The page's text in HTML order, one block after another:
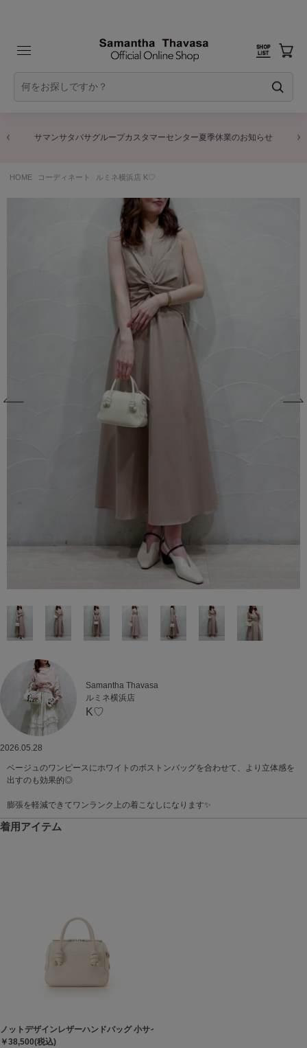
サマンサタバサグループカスタマーセンター夏季休業のお知らせ
HOME コーディネート ルミネ横浜店 K♡
Samantha Thavasa
ルミネ横浜店
K♡
2026.05.28
ベージュのワンピースにホワイトのボストンバッグを合わせて、より立体感を
出すのも効果的◎
膨張を軽減できてワンランク上の着こなしになります✨
着用アイテム
ノットデザインレザーハンドバッグ 小サイズ
￥38,500(税込)